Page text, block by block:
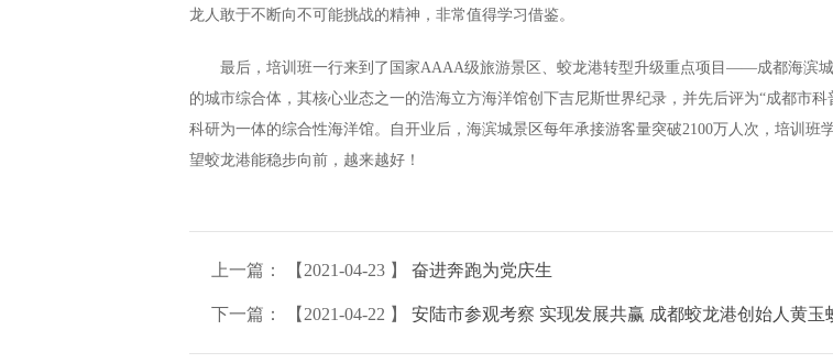
龙人敢于不断向不可能挑战的精神，非常值得学习借鉴。
最后，培训班一行来到了国家AAAA级旅游景区、蛟龙港转型升级重点项目——成都海滨
的城市综合体，其核心业态之一的浩海立方海洋馆创下吉尼斯世界纪录，并先后评为“成都市
科研为一体的综合性海洋馆。自开业后，海滨城景区每年承接游客量突破2100万人次，培训
望蛟龙港能稳步向前，越来越好！
上一篇： 【2021-04-23 】 奋进奔跑为党庆生
下一篇： 【2021-04-22 】 安陆市参观考察 实现发展共赢 成都蛟龙港创始人黄玉